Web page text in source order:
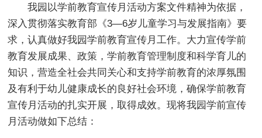
我园以学前教育宣传月活动方案文件精神为依据，
深入贯彻落实教育部《3—6岁儿童学习与发展指南》要
求，认真做好我园学前教育宣传月工作。大力宣传学前
教育发展成果、政策，学前教育管理制度和科学育儿的
知识，营造全社会共同关心和支持学前教育的浓厚氛围
及有利于幼儿健康成长的良好社会环境，确保学前教育
宣传月活动的扎实开展，取得成效。现将我园学前宣传
月活动做如下总结：